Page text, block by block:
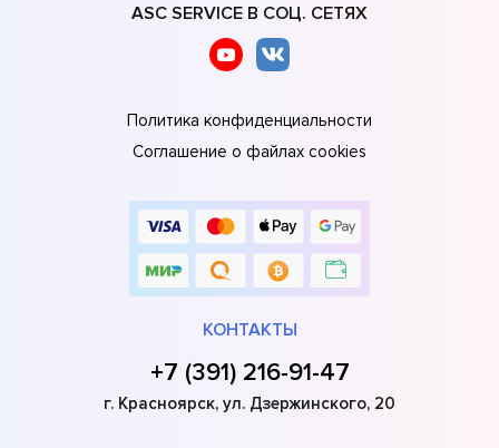
ASC SERVICE В СОЦ. СЕТЯХ
Политика конфиденциальности
Соглашение о файлах cookies
КОНТАКТЫ
+7 (391) 216-91-47
г. Красноярск, ул. Дзержинского, 20